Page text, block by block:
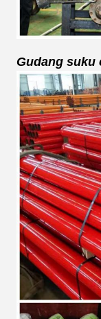
Gudang suku